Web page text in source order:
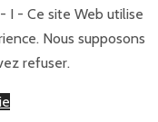
I - Ce site Web utilise
Nous supposons
refuser.